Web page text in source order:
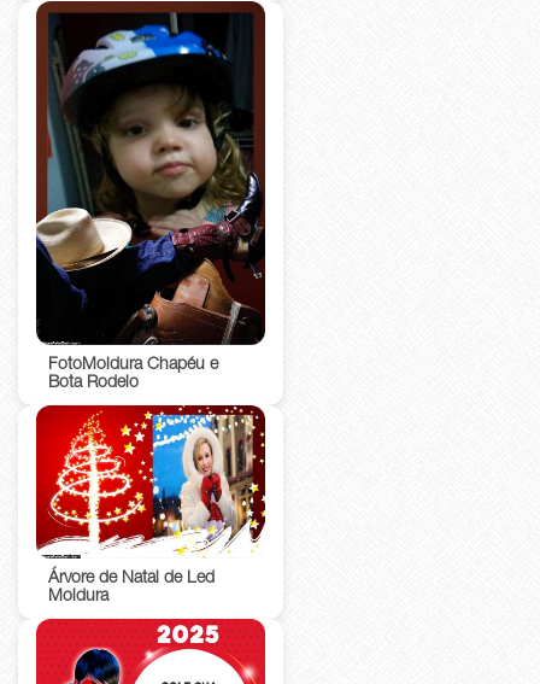
FotoMoldura Chapéu e
Bota Rodeio
Árvore de Natal de Led
Moldura